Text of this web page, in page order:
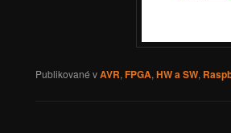
Publikované vAVR, FPGA, HW a SW,